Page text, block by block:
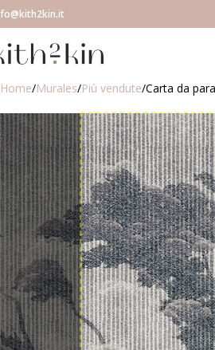
Home Murales Più vendute Carta da